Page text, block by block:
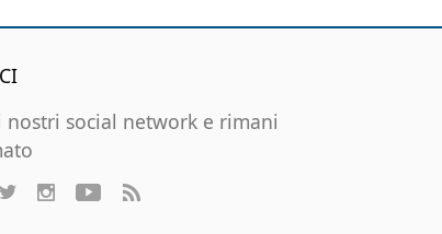
nostri social network e rimani